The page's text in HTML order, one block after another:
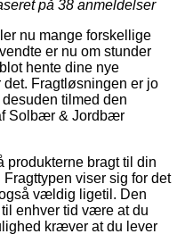
på 38 anmeldelser
nu mange forskellige
er nu om stunder
hente dine nye
det. Fragtløsningen er jo
tilmed den
Solbær & Jordbær
produkterne bragt til din
viser sig for det
vældig ligetil. Den
enhver tid være at du
kræver at du lever